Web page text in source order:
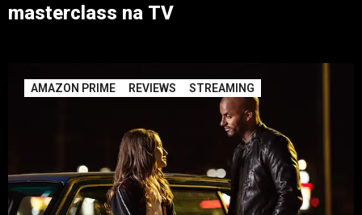
masterclass na TV
AMAZON PRIME REVIEWS STREAMING